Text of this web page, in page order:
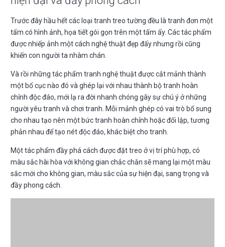
Trước đây hầu hết các loại tranh treo tường đều là tranh đơn một
tấm có hình ảnh, họa tiết gói gọn trên một tấm ấy. Các tác phẩm
được nhiếp ảnh một cách nghệ thuật đẹp đấy nhưng rồi cũng
khiến con người ta nhàm chán.
Và rồi những tác phẩm tranh nghệ thuật được cắt mảnh thành
một bố cục nào đó và ghép lại với nhau thành bộ tranh hoàn
chỉnh độc đáo, mới lạ ra đời nhanh chóng gây sự chú ý ở những
người yêu tranh và chơi tranh. Mỗi mảnh ghép có vai trò bổ sung
cho nhau tạo nên một bức tranh hoàn chỉnh hoặc đối lập, tương
phản nhau để tạo nét độc đáo, khác biệt cho tranh.
Một tác phẩm đầy phá cách được đặt treo ở vị trí phù hợp, có
màu sắc hài hòa với không gian chắc chắn sẽ mang lại một màu
sắc mới cho không gian, màu sắc của sự hiện đại, sang trọng và
đầy phong cách.